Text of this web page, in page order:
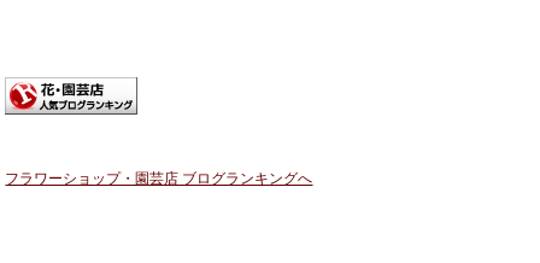
フラワーショップ・園芸店 ブログランキングへ